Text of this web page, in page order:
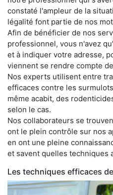
constaté l'ampleur de la
légalité font partie de nos
Afin de bénéficier de nos
professionnel, vous n'avez
et à indiquer votre adresse,
viennent se rendre compte
Nos experts utilisent entre
efficaces contre les
même acabit, des
selon le cas.
Nos collaborateurs se
ont le plein contrôle sur nos
en ont une pleine
et savent quelles techniques
Les techniques efficaces